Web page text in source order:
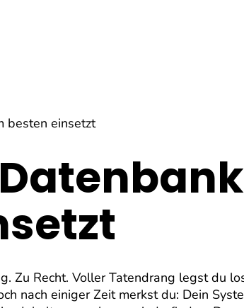
besten einsetzt
Zu Recht. Voller Tatendrang legst du
nach einiger Zeit merkst du: Dein